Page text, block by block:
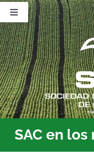
Saltar
contenido
Toggle
Navigation
Nosotros
Publicaciones
Sala de Prensa
Eventos
SAC en los